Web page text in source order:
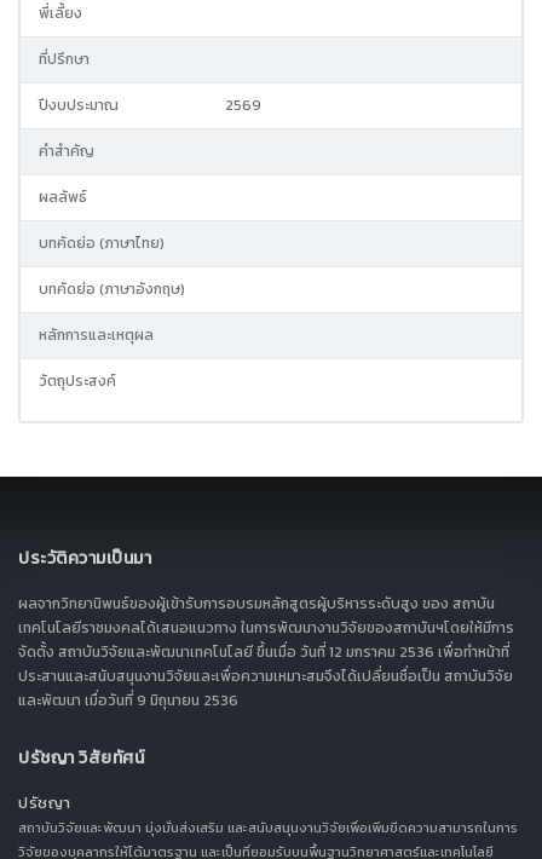
พี่เลี้ยง
ที่ปรึกษา
ปีงบประมาณ 2569
คำสำคัญ
ผลลัพธ์
บทคัดย่อ (ภาษาไทย)
บทคัดย่อ (ภาษาอังกฤษ)
หลักการและเหตุผล
วัตถุประสงค์
ประวัติความเป็นมา
ผลจากวิทยานิพนธ์ของผู้เข้ารับการอบรมหลักสูตรผู้บริหารระดับสูง ของ สถาบัน
เทคโนโลยีราชมงคลได้เสนอแนวทาง ในการพัฒนางานวิจัยของสถาบันฯโดยให้มีการ
จัดตั้ง สถาบันวิจัยและพัฒนาเทคโนโลยี ขึ้นเมื่อ วันที่ 12 มกราคม 2536 เพื่อทำหน้าที่
ประสานและสนับสนุนงานวิจัยและเพื่อความเหมาะสมจึงได้เปลี่ยนชื่อเป็น สถาบันวิจัย
และพัฒนา เมื่อวันที่ 9 มิถุนายน 2536
ปรัชญา วิสัยทัศน์
ปรัชญา
สถาบันวิจัยและพัฒนา มุ่งมั่นส่งเสริม และสนับสนุนงานวิจัยเพื่อเพิ่มขีดความสามารถในการ
วิจัยของบุคลากรให้ได้มาตรฐาน และเป็นที่ยอมรับบนพื้นฐานวิทยาศาสตร์และเทคโนโลยี